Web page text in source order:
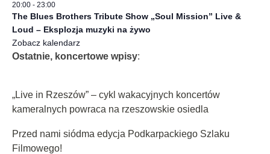
20:00 - 23:00
The Blues Brothers Tribute Show „Soul Mission” Live &
Loud – Eksplozja muzyki na żywo
Zobacz kalendarz
Ostatnie, koncertowe wpisy:
„Live in Rzeszów” – cykl wakacyjnych koncertów
kameralnych powraca na rzeszowskie osiedla
Przed nami siódma edycja Podkarpackiego Szlaku
Filmowego!